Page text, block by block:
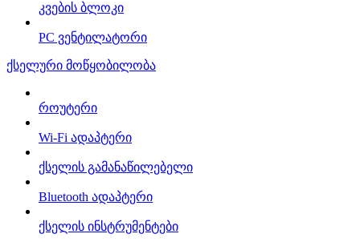
კვების ბლოკი
PC ვენტილატორი
ქსელური მოწყობილობა
როუტერი
Wi-Fi ადაპტერი
ქსელის გამანაწილებელი
Bluetooth ადაპტერი
ქსელის ინსტრუმენტები